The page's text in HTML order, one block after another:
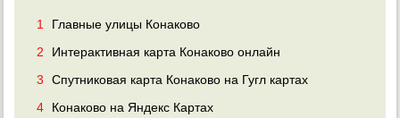
1
Главные улицы Конаково
2
Интерактивная карта Конаково онлайн
3
Спутниковая карта Конаково на Гугл картах
4
Конаково на Яндекс Картах